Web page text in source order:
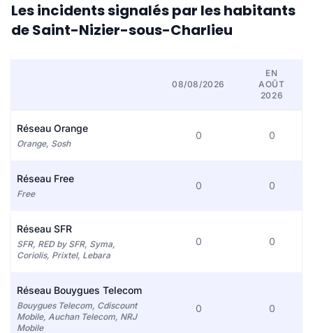
Les incidents signalés par les habitants
de Saint-Nizier-sous-Charlieu
08/08/2026
EN
AOÛT
2026
Réseau Orange
Orange, Sosh
0 0
Réseau Free
Free
0 0
Réseau SFR
SFR, RED by SFR, Syma,
Coriolis, Prixtel, Lebara
0 0
Réseau Bouygues Telecom
Bouygues Telecom, Cdiscount
Mobile, Auchan Telecom, NRJ
Mobile
0 0